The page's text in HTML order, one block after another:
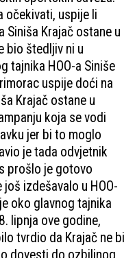
očekivati, uspije li
Siniša Krajač ostane u
bio štedljiv ni u
tajnika HOO-a Siniše
uspije doći na
Krajač ostane u
koja se vodi
jer bi to moglo
je tada odvjetnik
prošlo je gotovo
izdešavalo u HOO-
oko glavnog tajnika
lipnja ove godine,
tvrdio da Krajač ne bi